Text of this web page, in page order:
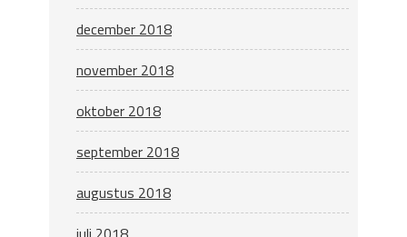
december 2018
november 2018
oktober 2018
september 2018
augustus 2018